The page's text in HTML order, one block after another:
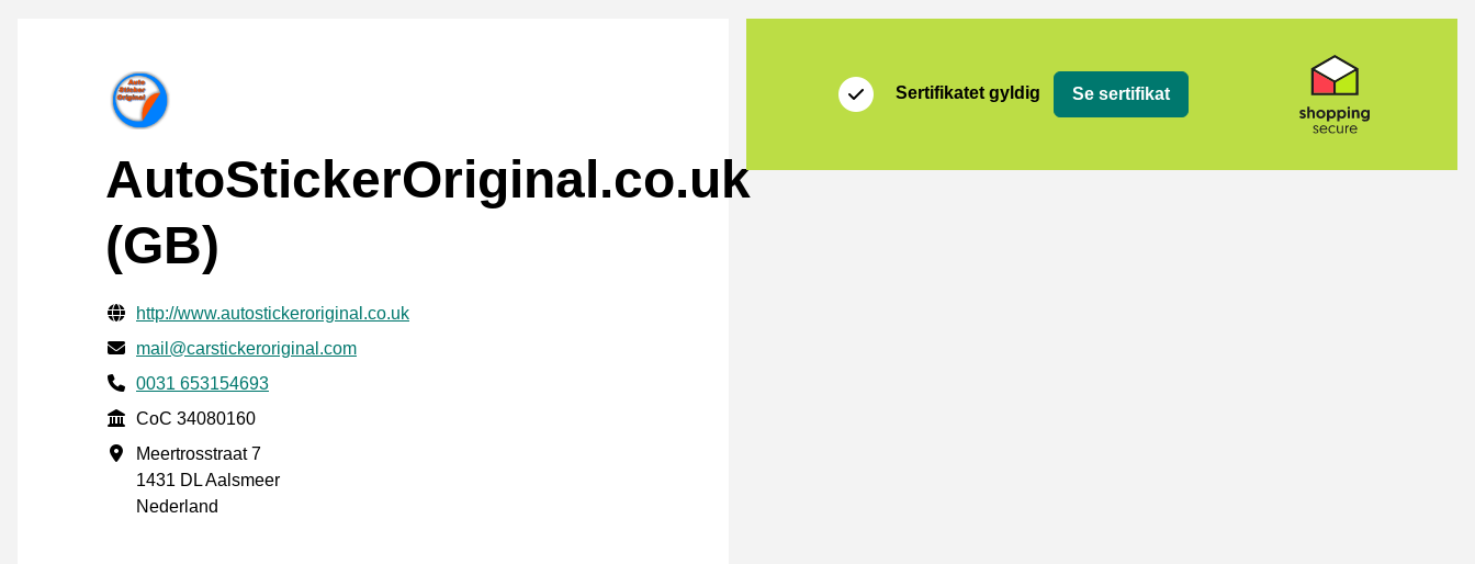
AutoStickerOriginal.co.uk
(GB)
Verifisert kontaktinformasjon
Website URL
http://www.autostickeroriginal.co.uk
E-post
mail@carstickeroriginal.com
Phone number
0031 653154693
CoC
CoC 34080160
Forretningsadresse
Meertrosstraat 7
1431 DL Aalsmeer
Nederland
Sertifikatet gyldig Se sertifikat